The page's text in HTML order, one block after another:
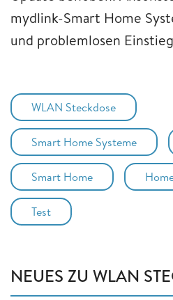
mydlink-Smart Home
und problemlosen
WLAN Steckdose
Smart Home Systeme
Smart Home
Test
NEUES ZU WLAN